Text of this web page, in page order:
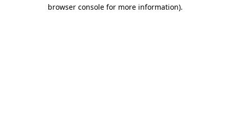
browser console for more information).